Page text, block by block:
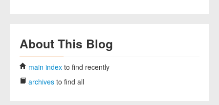
About This Blog
main index to find recently
archives to find all